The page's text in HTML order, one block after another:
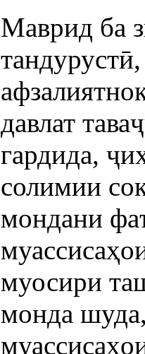
Маврид ба
давлат
гардида,
солимии
мондани
муосири
монда